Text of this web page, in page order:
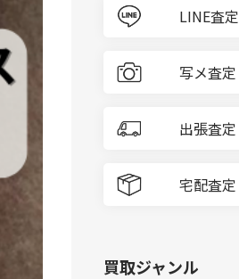
LINE査定
写メ査定
出張査定
宅配査定
買取ジャンル